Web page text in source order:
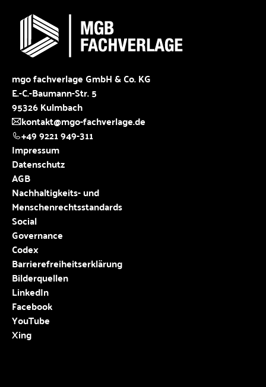
mgo fachverlage GmbH & Co. KG
E.-C.-Baumann-Str. 5
95326 Kulmbach
kontakt@mgo-fachverlage.de
+49 9221 949-311
Impressum
Datenschutz
AGB
Nachhaltigkeits- und
Menschenrechtsstandards
Social
Governance
Codex
Barrierefreiheitserklärung
Bilderquellen
LinkedIn
Facebook
YouTube
Xing